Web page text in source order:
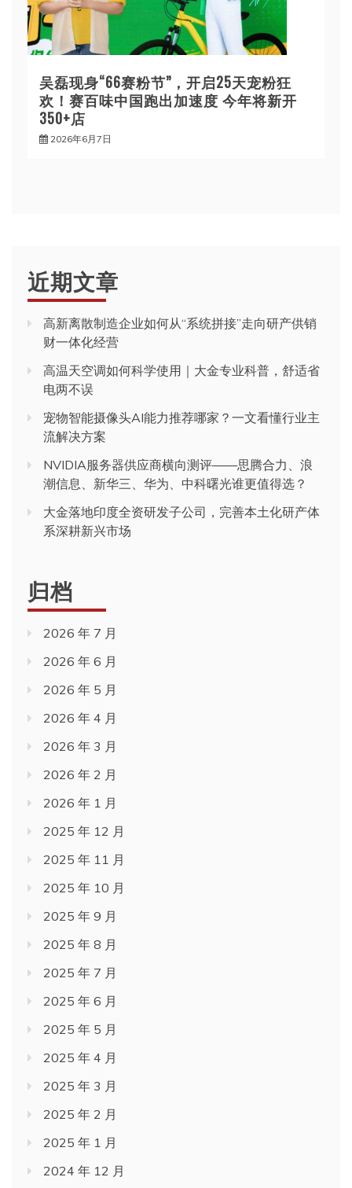
吴磊现身“66赛粉节”，开启25天宠粉狂
欢！赛百味中国跑出加速度 今年将新开
350+店
2026年6月7日
近期文章
高新离散制造企业如何从“系统拼接”走向研产供销
财一体化经营
高温天空调如何科学使用｜大金专业科普，舒适省
电两不误
宠物智能摄像头AI能力推荐哪家？一文看懂行业主
流解决方案
NVIDIA服务器供应商横向测评——思腾合力、浪
潮信息、新华三、华为、中科曙光谁更值得选？
大金落地印度全资研发子公司，完善本土化研产体
系深耕新兴市场
归档
2026 年 7 月
2026 年 6 月
2026 年 5 月
2026 年 4 月
2026 年 3 月
2026 年 2 月
2026 年 1 月
2025 年 12 月
2025 年 11 月
2025 年 10 月
2025 年 9 月
2025 年 8 月
2025 年 7 月
2025 年 6 月
2025 年 5 月
2025 年 4 月
2025 年 3 月
2025 年 2 月
2025 年 1 月
2024 年 12 月